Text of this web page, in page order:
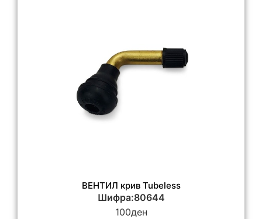
ВЕНТИЛ крив Tubeless
Шифра:80644
100ден